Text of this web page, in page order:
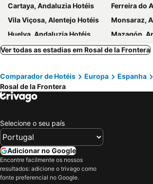
Cartaya, Andaluzia Hotéis
Ferreira do
Vila Viçosa, Alentejo Hotéis
Monsaraz,
Huelva, Andaluzia Hotéis
Mazagón,
Moura, Alentejo Hotéis
Cabanas de
Castro Marim, Algarve Hotéis
Serpa,
Mourão, Alentejo Hotéis
Alandroal,
Almodôvar, Alentejo Hotéis
Málaga, Andaluzia Hotéis
La Carlota,
Córdoba, Andaluzia Hotéis
Antequera, Andaluzia Hotéis
Setenil de las Bodegas, Andaluzia Hotéis
Jaén, Andaluzia Hotéis
Ver todas as estadias em Rosal de la Frontera
Comparador de Hotéis Europa Espanha
Rosal de la Frontera
Selecione o seu país
Adicionar no Google
Encontre facilmente os nossos
resultados: adicione o trivago como
fonte preferencial no Google.